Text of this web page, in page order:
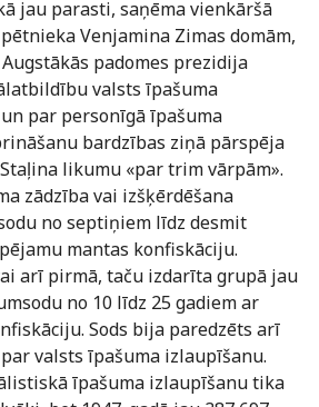
jau parasti, saņēma vienkāršā
Venjamina Zimas domām,
padomes prezidija
valsts īpašuma
par personīgā īpašuma
bardzības ziņā pārspēja
likumu «par trim vārpām».
zādzība vai izšķērdēšana
no septiņiem līdz desmit
mantas konfiskāciju.
arī pirmā, taču izdarīta grupā jau
no 10 līdz 25 gadiem ar
Sods bija paredzēts arī
valsts īpašuma izlaupīšanu.
īpašuma izlaupīšanu tika